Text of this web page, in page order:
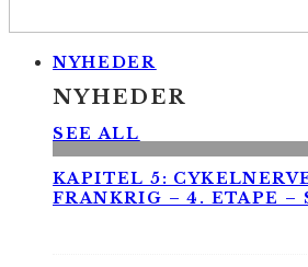
NYHEDER
NYHEDER
SEE ALL
KAPITEL 5:
FRANKRIG – 4. ETAPE –